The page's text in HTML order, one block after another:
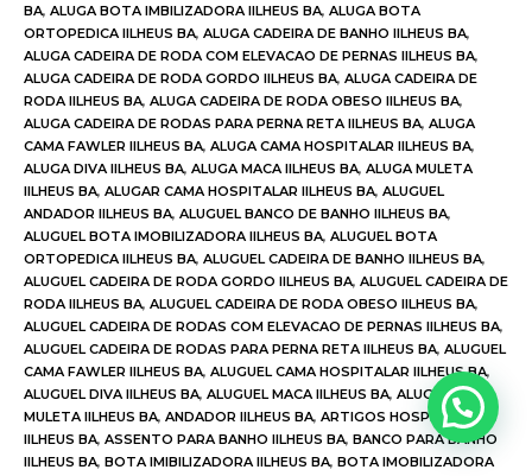
BA, ALUGA BOTA IMBILIZADORA IILHEUS BA, ALUGA BOTA
ORTOPEDICA IILHEUS BA, ALUGA CADEIRA DE BANHO IILHEUS BA,
ALUGA CADEIRA DE RODA COM ELEVACAO DE PERNAS IILHEUS BA,
ALUGA CADEIRA DE RODA GORDO IILHEUS BA, ALUGA CADEIRA DE
RODA IILHEUS BA, ALUGA CADEIRA DE RODA OBESO IILHEUS BA,
ALUGA CADEIRA DE RODAS PARA PERNA RETA IILHEUS BA, ALUGA
CAMA FAWLER IILHEUS BA, ALUGA CAMA HOSPITALAR IILHEUS BA,
ALUGA DIVA IILHEUS BA, ALUGA MACA IILHEUS BA, ALUGA MULETA
IILHEUS BA, ALUGAR CAMA HOSPITALAR IILHEUS BA, ALUGUEL
ANDADOR IILHEUS BA, ALUGUEL BANCO DE BANHO IILHEUS BA,
ALUGUEL BOTA IMOBILIZADORA IILHEUS BA, ALUGUEL BOTA
ORTOPEDICA IILHEUS BA, ALUGUEL CADEIRA DE BANHO IILHEUS BA,
ALUGUEL CADEIRA DE RODA GORDO IILHEUS BA, ALUGUEL CADEIRA DE
RODA IILHEUS BA, ALUGUEL CADEIRA DE RODA OBESO IILHEUS BA,
ALUGUEL CADEIRA DE RODAS COM ELEVACAO DE PERNAS IILHEUS BA,
ALUGUEL CADEIRA DE RODAS PARA PERNA RETA IILHEUS BA, ALUGUEL
CAMA FAWLER IILHEUS BA, ALUGUEL CAMA HOSPITALAR IILHEUS BA,
ALUGUEL DIVA IILHEUS BA, ALUGUEL MACA IILHEUS BA, ALUGUEL
MULETA IILHEUS BA, ANDADOR IILHEUS BA, ARTIGOS HOSPITALARES
IILHEUS BA, ASSENTO PARA BANHO IILHEUS BA, BANCO PARA BANHO
IILHEUS BA, BOTA IMIBILIZADORA IILHEUS BA, BOTA IMOBILIZADORA